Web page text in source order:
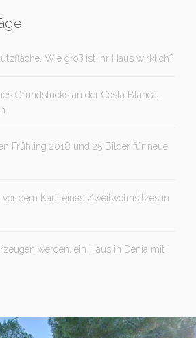
Wie groß ist Ihr Haus wirklich?
Grundstücks an der Costa Blanca,
Frühling 2018 und 25 Bilder für neue
dem Kauf eines Zweitwohnsitzes in
werden, ein Haus in Denia mit